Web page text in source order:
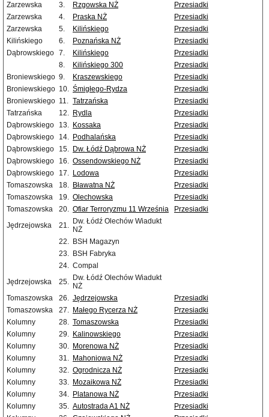
Zarzewska
3. Rzgowska NŻ
Przesiadki
Zarzewska
4. Praska NŻ
Przesiadki
Zarzewska
5. Kilińskiego
Przesiadki
Kilińskiego
6. Poznańska NŻ
Przesiadki
Dąbrowskiego 7. Kilińskiego
Przesiadki
8.
Kilińskiego 300
Przesiadki
Broniewskiego 9. Kraszewskiego
Przesiadki
Broniewskiego 10. Śmigłego-Rydza
Przesiadki
Broniewskiego 11. Tatrzańska
Przesiadki
Tatrzańska
12. Rydla
Przesiadki
Dąbrowskiego
13. Kossaka
Przesiadki
Dąbrowskiego
14. Podhalańska
Przesiadki
Dąbrowskiego
15. Dw. Łódź Dąbrowa NŻ
Przesiadki
Dąbrowskiego
16. Ossendowskiego NŻ
Przesiadki
Dąbrowskiego
17. Lodowa
Przesiadki
Tomaszowska
18. Bławatna NŻ
Przesiadki
Tomaszowska
19. Olechowska
Przesiadki
Tomaszowska
20. Ofiar Terroryzmu 11 Września
Przesiadki
Jędrzejowska
21. Dw. Łódź Olechów Wiadukt
NŻ
22. BSH Magazyn
23. BSH Fabryka
24. Compal
Jędrzejowska
25. Dw. Łódź Olechów Wiadukt
NŻ
Tomaszowska
26. Jędrzejowska
Przesiadki
Tomaszowska
27. Małego Rycerza NŻ
Przesiadki
Kolumny
28. Tomaszowska
Przesiadki
Kolumny
29. Kalinowskiego
Przesiadki
Kolumny
30. Morenowa NŻ
Przesiadki
Kolumny
31. Mahoniowa NŻ
Przesiadki
Kolumny
32. Ogrodnicza NŻ
Przesiadki
Kolumny
33. Mozaikowa NŻ
Przesiadki
Kolumny
34. Platanowa NŻ
Przesiadki
Kolumny
35. Autostrada A1 NŻ
Przesiadki